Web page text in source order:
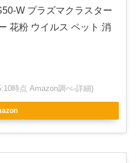
W プラズマクラスター
花粉 ウイルス ペット 消
時点 Amazon調べ-詳細)